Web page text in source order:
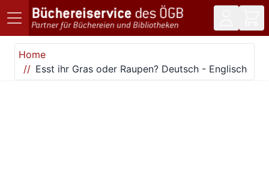
Direkt zum Inhalt
Home
Esst ihr Gras oder Raupen? Deutsch - Englisch